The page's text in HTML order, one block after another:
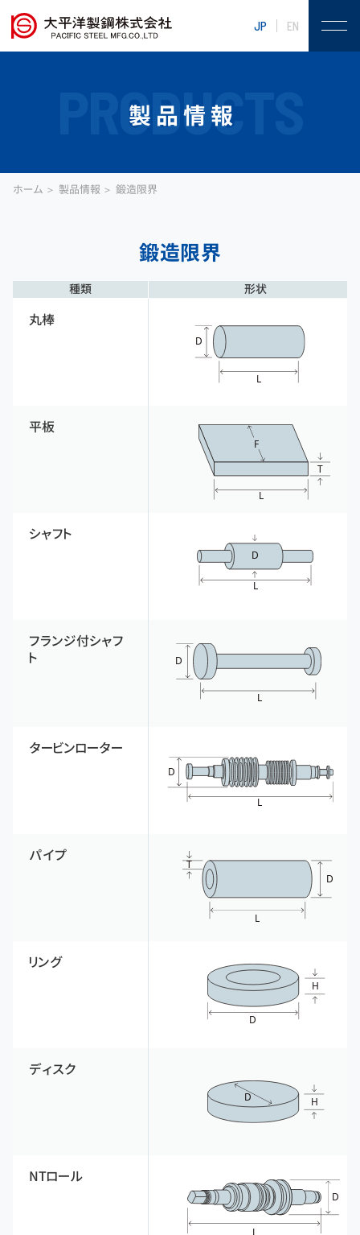
JP EN
PRODUCTS
製品情報
ホーム 製品情報 鍛造限界
鍛造限界
種類 形状
丸棒
平板
シャフト
フランジ付シャフ
ト
タービンローター
パイプ
リング
ディスク
NTロール